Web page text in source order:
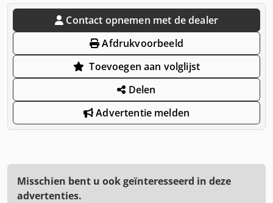
Contact opnemen met de dealer
Afdrukvoorbeeld
Toevoegen aan volglijst
Delen
Advertentie melden
Misschien bent u ook geïnteresseerd in deze
advertenties.